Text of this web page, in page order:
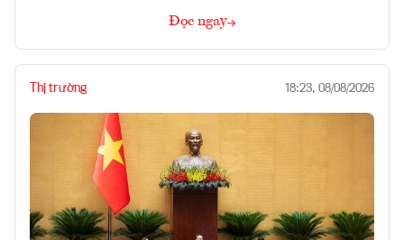
Đọc ngay
Thị trường 18:23, 08/08/2026